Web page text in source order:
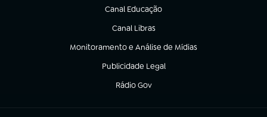
Canal Educação
(abre em nova aba)
Canal Libras
(abre em nova aba)
Monitoramento e Análise de Mídias
(abre em nova aba)
Publicidade Legal
(abre em nova aba)
Rádio Gov
(abre em nova aba)